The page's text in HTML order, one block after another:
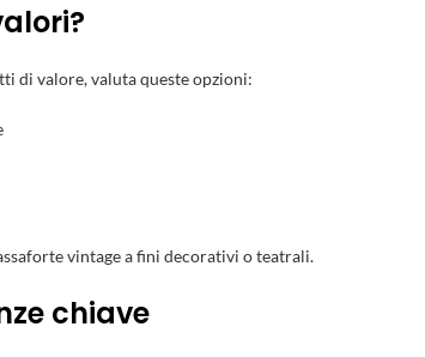
di valore, valuta queste opzioni:
vintage a fini decorativi o teatrali.
chiave